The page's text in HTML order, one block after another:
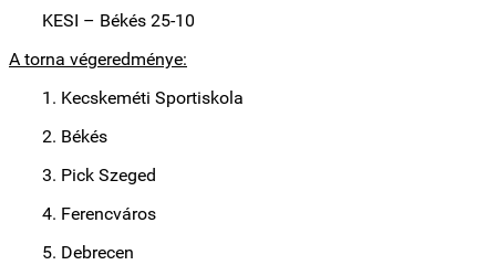
KESI – Békés 25-10
A torna végeredménye:
1. Kecskeméti Sportiskola
2. Békés
3. Pick Szeged
4. Ferencváros
5. Debrecen